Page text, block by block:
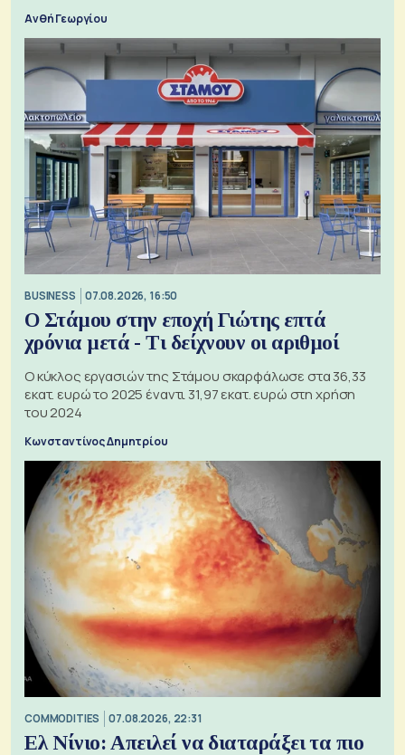
Ανθή Γεωργίου
BUSINESS 07.08.2026, 16:50
Ο Στάμου στην εποχή Γιώτης επτά
χρόνια μετά - Τι δείχνουν οι αριθμοί
Ο κύκλος εργασιών της Στάμου σκαρφάλωσε στα 36,33
εκατ. ευρώ το 2025 έναντι 31,97 εκατ. ευρώ στη χρήση
του 2024
Κωνσταντίνος Δημητρίου
COMMODITIES 07.08.2026, 22:31
Ελ Νίνιο: Απειλεί να διαταράξει τα πιο